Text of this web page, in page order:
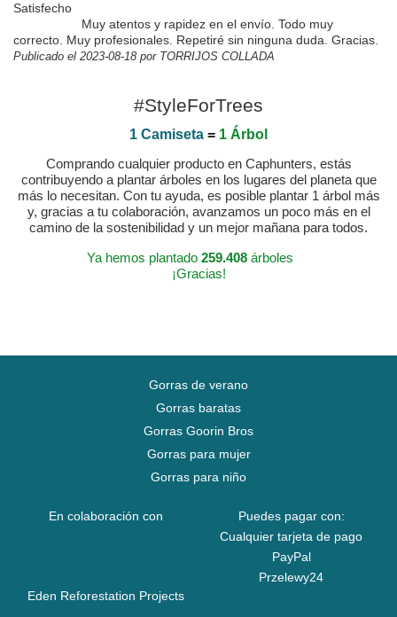
Satisfecho
Muy atentos y rapidez en el envío. Todo muy
correcto. Muy profesionales. Repetiré sin ninguna duda. Gracias.
Publicado el 2023-08-18 por TORRIJOS COLLADA
#StyleForTrees
1 Camiseta = 1 Árbol
Comprando cualquier producto en Caphunters, estás
contribuyendo a plantar árboles en los lugares del planeta que
más lo necesitan. Con tu ayuda, es posible plantar 1 árbol más
y, gracias a tu colaboración, avanzamos un poco más en el
camino de la sostenibilidad y un mejor mañana para todos.
Ya hemos plantado 259.408 árboles
¡Gracias!
Gorras de verano
Gorras baratas
Gorras Goorin Bros
Gorras para mujer
Gorras para niño
En colaboración con
Eden Reforestation Projects
Puedes pagar con:
Cualquier tarjeta de pago
PayPal
Przelewy24